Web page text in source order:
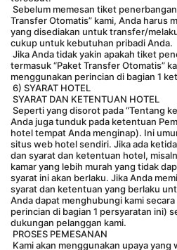
Transfer Otomatis” kami, Anda harus
yang disediakan untuk transfer/
cukup untuk kebutuhan pribadi Anda.
termasuk “Paket Transfer Otomatis”
menggunakan perincian di bagian 1
6) SYARAT HOTEL
SYARAT DAN KETENTUAN HOTEL
Anda juga tunduk pada ketentuan
hotel tempat Anda menginap). Ini
situs web hotel sendiri. Jika ada
dan syarat dan ketentuan hotel,
kamar yang lebih murah yang tidak
syarat ini akan berlaku. Jika Anda
syarat dan ketentuan yang berlaku
Anda dapat menghubungi kami
perincian di bagian 1 persyaratan ini)
dukungan pelanggan kami.
PROSES PEMESANAN